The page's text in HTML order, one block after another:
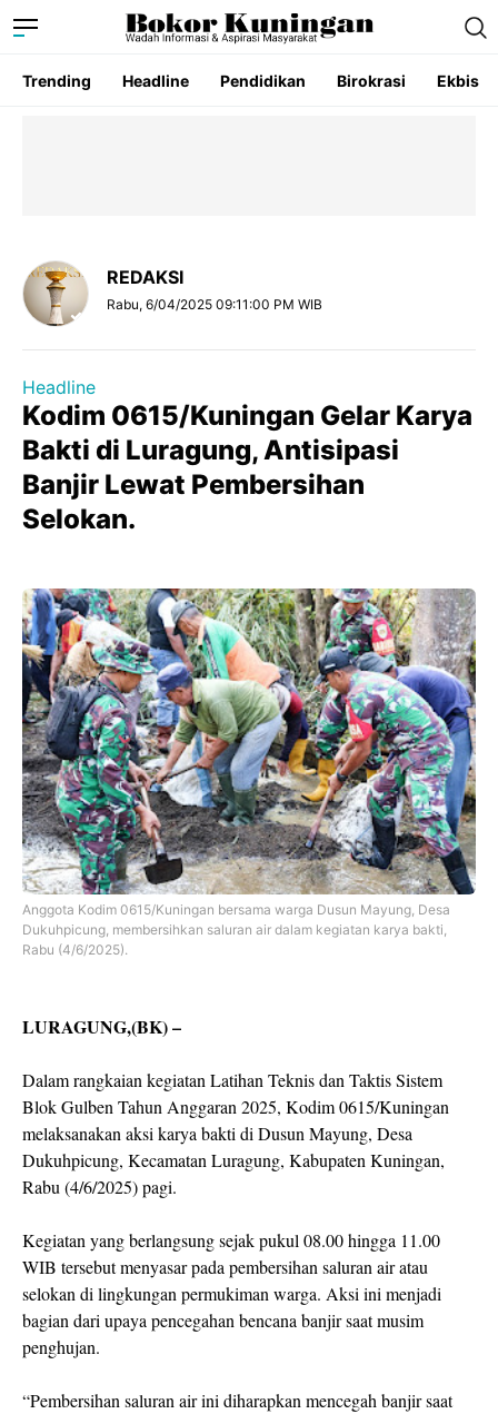
Trending Headline Pendidikan Birokrasi Ekbis
REDAKSI
Rabu, 6/04/2025 09:11:00 PM WIB
Headline
Kodim 0615/Kuningan Gelar Karya
Bakti di Luragung, Antisipasi
Banjir Lewat Pembersihan
Selokan.
Anggota Kodim 0615/Kuningan bersama warga Dusun Mayung, Desa
Dukuhpicung, membersihkan saluran air dalam kegiatan karya bakti,
Rabu (4/6/2025).
LURAGUNG,(BK) –
Dalam rangkaian kegiatan Latihan Teknis dan Taktis Sistem
Blok Gulben Tahun Anggaran 2025, Kodim 0615/Kuningan
melaksanakan aksi karya bakti di Dusun Mayung, Desa
Dukuhpicung, Kecamatan Luragung, Kabupaten Kuningan,
Rabu (4/6/2025) pagi.
Kegiatan yang berlangsung sejak pukul 08.00 hingga 11.00
WIB tersebut menyasar pada pembersihan saluran air atau
selokan di lingkungan permukiman warga. Aksi ini menjadi
bagian dari upaya pencegahan bencana banjir saat musim
penghujan.
“Pembersihan saluran air ini diharapkan mencegah banjir saat